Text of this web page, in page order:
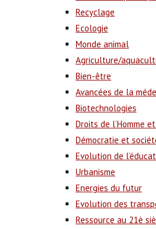
Recyclage
Ecologie
Monde animal
Agriculture/
Bien-être
Avancées de la
Biotechnologies
Droits de l’Homme
Démocratie et
Evolution de
Urbanisme
Energies du futur
Evolution des
Ressource au 21è